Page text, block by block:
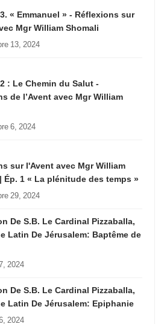
« Emmanuel » - Réflexions sur
Mgr William Shomali
13, 2024
: Le Chemin du Salut -
de l’Avent avec Mgr William
6, 2024
sur l'Avent avec Mgr William
Ép. 1 « La plénitude des temps »
29, 2024
De S.B. Le Cardinal Pizzaballa,
Latin De Jérusalem: Baptême de
2024
De S.B. Le Cardinal Pizzaballa,
Latin De Jérusalem: Epiphanie
2024